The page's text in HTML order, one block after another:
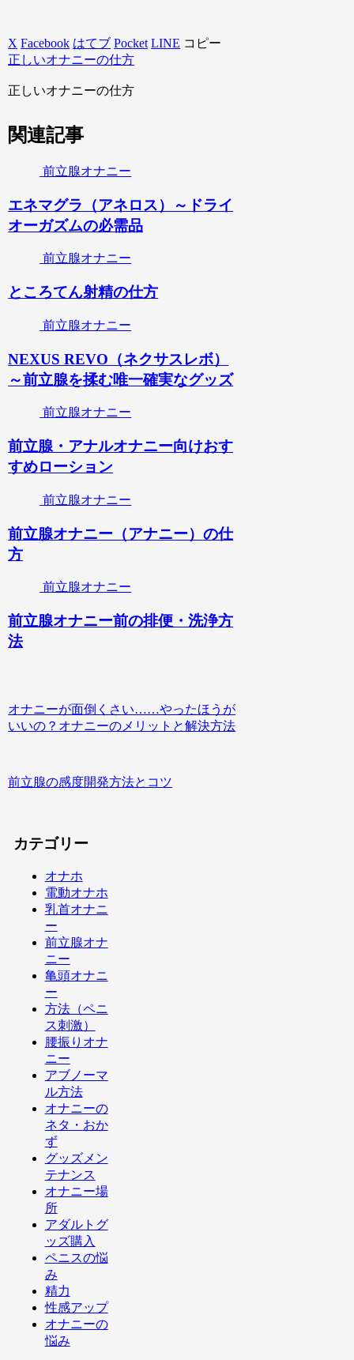
X Facebook はてブ Pocket LINE コピー
正しいオナニーの仕方
正しいオナニーの仕方
関連記事
前立腺オナニー
エネマグラ（アネロス）～ドライ
オーガズムの必需品
前立腺オナニー
ところてん射精の仕方
前立腺オナニー
NEXUS REVO（ネクサスレボ）
～前立腺を揉む唯一確実なグッズ
前立腺オナニー
前立腺・アナルオナニー向けおす
すめローション
前立腺オナニー
前立腺オナニー（アナニー）の仕
方
前立腺オナニー
前立腺オナニー前の排便・洗浄方
法
オナニーが面倒くさい……やったほうが
いいの？オナニーのメリットと解決方法
前立腺の感度開発方法とコツ
カテゴリー
オナホ
電動オナホ
乳首オナニ
ー
前立腺オナ
ニー
亀頭オナニ
ー
方法（ペニ
ス刺激）
腰振りオナ
ニー
アブノーマ
ル方法
オナニーの
ネタ・おか
ず
グッズメン
テナンス
オナニー場
所
アダルトグ
ッズ購入
ペニスの悩
み
精力
性感アップ
オナニーの
悩み